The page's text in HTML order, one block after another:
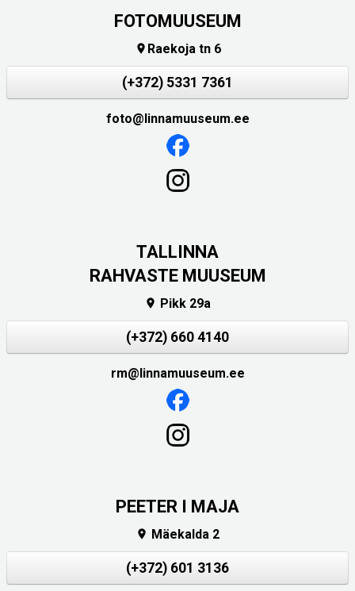
FOTOMUUSEUM
 Raekoja tn 6
(+372) 5331 7361
foto@linnamuuseum.ee
TALLINNA
RAHVASTE MUUSEUM
 Pikk 29a
(+372) 660 4140
rm@linnamuuseum.ee
PEETER I MAJA
 Mäekalda 2
(+372) 601 3136